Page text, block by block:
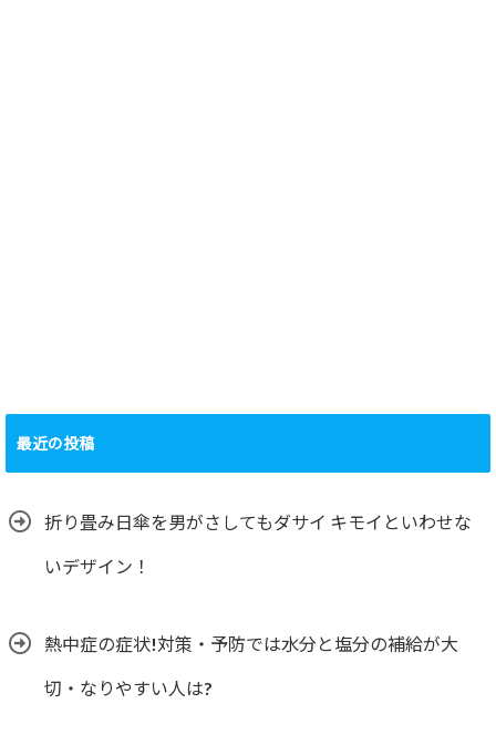
最近の投稿
折り畳み日傘を男がさしてもダサイ キモイといわせな
いデザイン！
熱中症の症状!対策・予防では水分と塩分の補給が大
切・なりやすい人は?